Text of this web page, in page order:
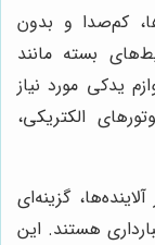
کم‌صدا و بدون
بسته مانند
یدکی مورد نیاز
الکتریکی،
گزینه‌ای
هستند. این